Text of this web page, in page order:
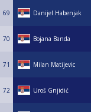
69 Danijel Habenjak
70 Bojana Banda
71 Milan Matijevic
72 Uroš Gnjidić